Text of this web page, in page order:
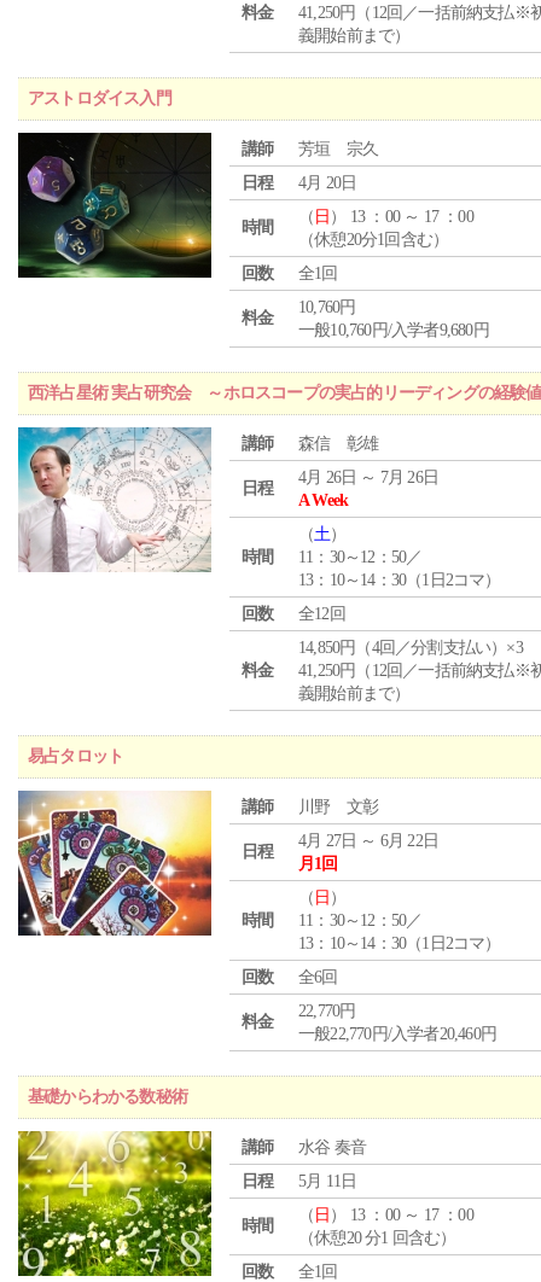
料金
41,250円（12回／一括前納支払※
義開始前まで）
アストロダイス入門
講師
芳垣 宗久
日程
4月 20日
時間
（ 日 ） 13 ：00 ～ 17 ：00
（休憩20分1回含む）
回数
全1回
料金
10,760円
一般10,760円/入学者9,680円
西洋占星術 実占研究会 ～ホロスコープの実占的リーディングの経験
講師 森信 彰雄
日程
4月 26日 ～ 7月 26日
A Week
時間
（土）
11：30～12：50／
13：10～14：30（1日2コマ）
回数
全12回
料金
14,850円（4回／分割支払い）×3
41,250円（12回／一括前納支払※
義開始前まで）
易占タロット
講師 川野 文彰
日程
4月 27日 ～ 6月 22日
月1回
時間
（ 日 ）
11：30～12：50／
13：10～14：30（1日2コマ）
回数
全6回
料金
22,770円
一般22,770円/入学者20,460円
基礎からわかる数秘術
講師
水谷 奏音
日程
5月 11日
時間
（ 日 ） 13 ：00 ～ 17 ：00
（休憩20 分1 回含む）
回数
全1回